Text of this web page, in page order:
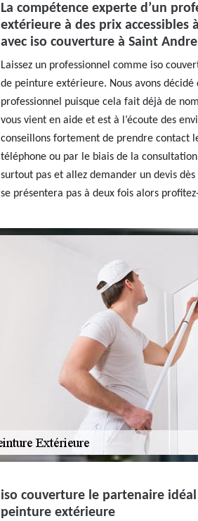
La compétence experte d’un
extérieure à des prix accessibles
avec iso couverture à Saint
Laissez un professionnel comme iso
de peinture extérieure. Nous avons décidé
professionnel puisque cela fait déjà de
vous vient en aide et est à l’écoute des
conseillons fortement de prendre contact
téléphone ou par le biais de la
surtout pas et allez demander un devis
se présentera pas à deux fois alors
iso couverture le partenaire
peinture extérieure